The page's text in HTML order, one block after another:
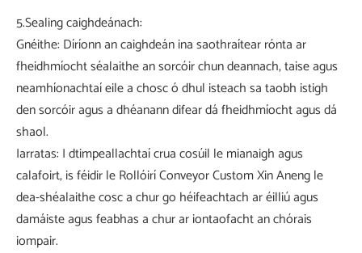
5.Sealing caighdeánach:
Gnéithe: Díríonn an caighdeán ina saothraítear rónta ar
fheidhmíocht séalaithe an sorcóir chun deannach, taise agus
neamhíonachtaí eile a chosc ó dhul isteach sa taobh istigh
den sorcóir agus a dhéanann difear dá fheidhmíocht agus dá
shaol.
Iarratas: I dtimpeallachtaí crua cosúil le mianaigh agus
calafoirt, is féidir le Rollóirí Conveyor Custom Xin Aneng le
dea-shéalaithe cosc ​​a chur go héifeachtach ar éilliú agus
damáiste agus feabhas a chur ar iontaofacht an chórais
iompair.